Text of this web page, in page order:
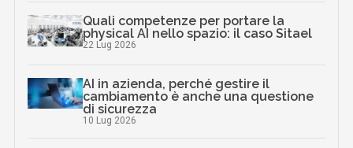
Quali competenze per portare la
physical AI nello spazio: il caso Sitael
22 Lug 2026
AI in azienda, perché gestire il
cambiamento è anche una questione
di sicurezza
10 Lug 2026